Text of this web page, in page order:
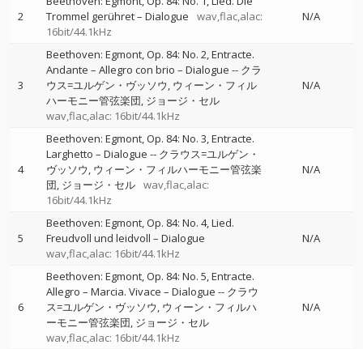
2
Trommel gerühret – Dialogue
wav,flac,alac:
16bit/44.1kHz
N/A
3
Beethoven: Egmont, Op. 84: No. 2, Entracte.
Andante – Allegro con brio – Dialogue -- クラ
ウス=ユルゲン・ヴッソウ ウィーン・フィル
ハーモニー管弦楽団 ジョージ・セル
wav,flac,alac: 16bit/44.1kHz
N/A
4
Beethoven: Egmont, Op. 84: No. 3, Entracte.
Larghetto – Dialogue -- クラウス=ユルゲン・
ヴッソウ ウィーン・フィルハーモニー管弦楽
団 ジョージ・セル wav,flac,alac:
16bit/44.1kHz
N/A
5
Beethoven: Egmont, Op. 84: No. 4, Lied.
Freudvoll und leidvoll – Dialogue
wav,flac,alac: 16bit/44.1kHz
N/A
6
Beethoven: Egmont, Op. 84: No. 5, Entracte.
Allegro – Marcia. Vivace – Dialogue -- クラウ
ス=ユルゲン・ヴッソウ ウィーン・フィルハ
ーモニー管弦楽団 ジョージ・セル
wav,flac,alac: 16bit/44.1kHz
N/A